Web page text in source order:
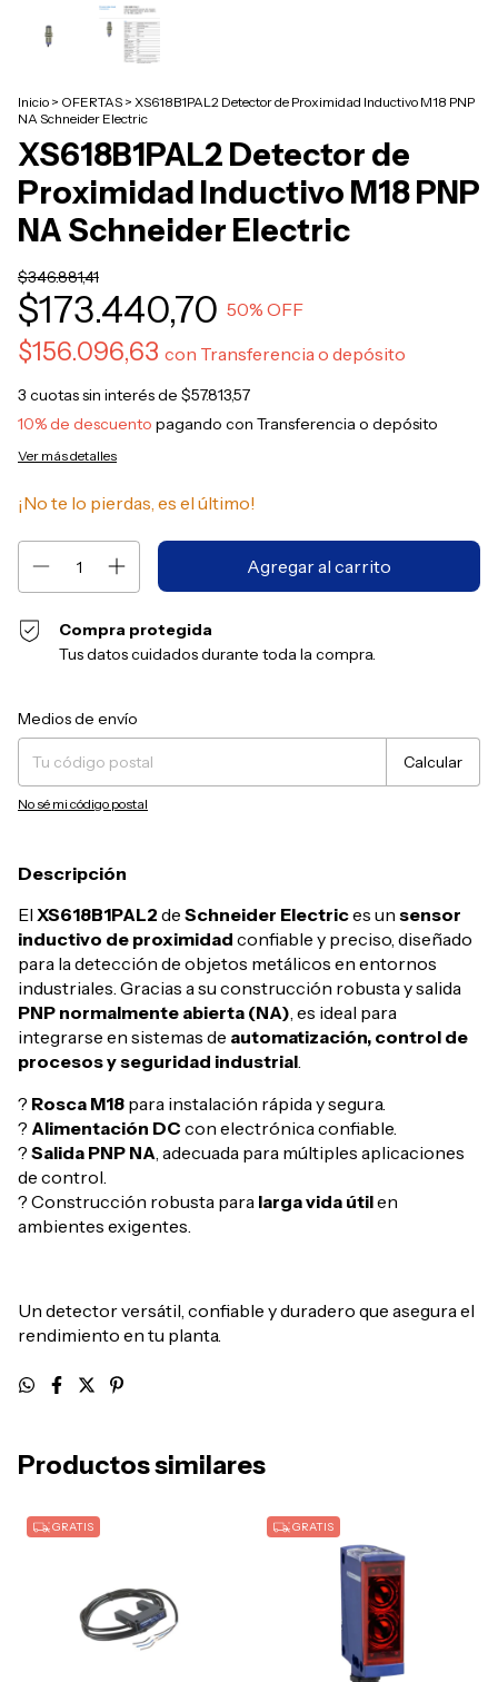
Inicio > OFERTAS > XS618B1PAL2 Detector de Proximidad Inductivo M18 PNP
NA Schneider Electric
XS618B1PAL2 Detector de
Proximidad Inductivo M18 PNP
NA Schneider Electric
$346.881,41
$173.440,70 50% OFF
$156.096,63 con Transferencia o depósito
3 cuotas sin interés de $57.813,57
10% de descuento pagando con Transferencia o depósito
Ver más detalles
¡No te lo pierdas, es el último!
Compra protegida
Tus datos cuidados durante toda la compra.
Entregas para el CP:
Medios de envío
Calcular
No sé mi código postal
Descripción
El XS618B1PAL2 de Schneider Electrices un sensor
inductivo de proximidad confiable y preciso, diseñado
para la detección de objetos metálicos en entornos
industriales. Gracias a su construcción robusta y salida
PNP normalmente abierta (NA), es ideal para
integrarse en sistemas de automatización, control de
procesos y seguridad industrial.
? Rosca M18 para instalación rápida y segura.
? Alimentación DC con electrónica confiable.
? Salida PNP NA, adecuada para múltiples aplicaciones
de control.
? Construcción robusta para larga vida útilen
ambientes exigentes.
Un detector versátil, confiable y duradero que asegura el
rendimiento en tu planta.
Productos similares
GRATIS GRATIS